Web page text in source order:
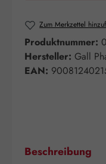
Zum Merkzettel
Produktnummer:
Hersteller: Gall
EAN:
Beschreibung